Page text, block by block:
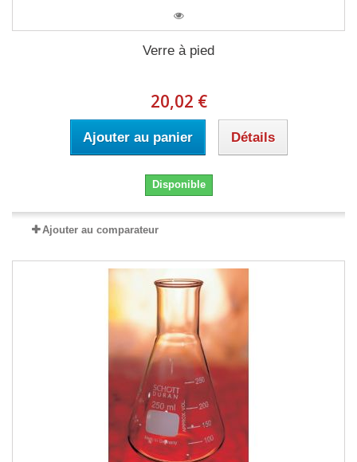
Verre à pied
20,02 €
Ajouter au panier Détails
Disponible
Ajouter au comparateur